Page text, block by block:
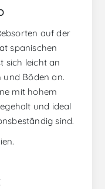
auf der
spanischen
sich leicht an
und Böden an.
mit hohem
und ideal
sind.